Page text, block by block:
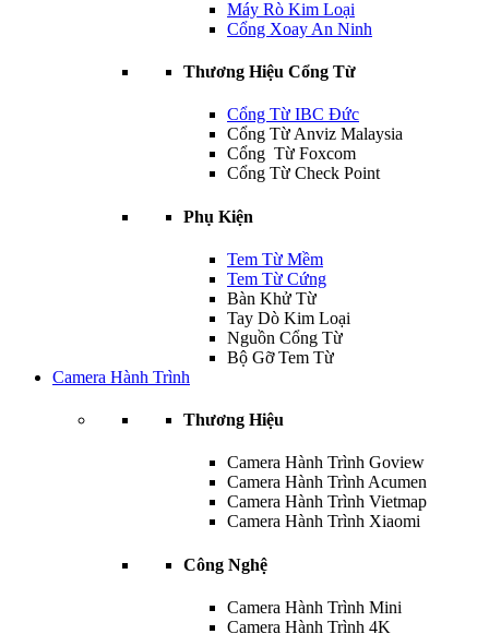
Máy Rò Kim Loại
Cổng Xoay An Ninh
Thương Hiệu Cổng Từ
Cổng Từ IBC Đức
Cổng Từ Anviz Malaysia
Cổng Từ Foxcom
Cổng Từ Check Point
Phụ Kiện
Tem Từ Mềm
Tem Từ Cứng
Bàn Khử Từ
Tay Dò Kim Loại
Nguồn Cổng Từ
Bộ Gỡ Tem Từ
Camera Hành Trình
Thương Hiệu
Camera Hành Trình Goview
Camera Hành Trình Acumen
Camera Hành Trình Vietmap
Camera Hành Trình Xiaomi
Công Nghệ
Camera Hành Trình Mini
Camera Hành Trình 4K